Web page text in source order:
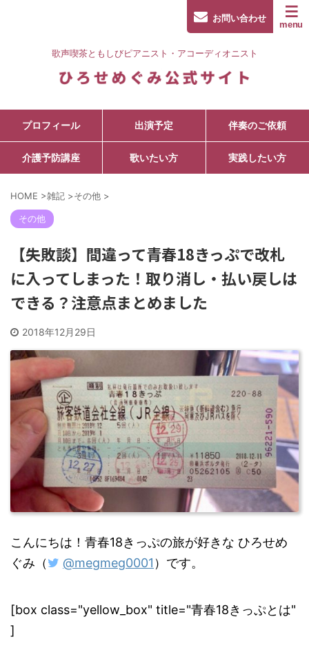
お問い合わせ
歌声喫茶ともしびピアニスト・アコーディオニスト
プロフィール 出演予定 伴奏のご依頼
介護予防講座 歌いたい方 実践したい方
HOME >雑記 >その他 >
その他
【失敗談】間違って青春18きっぷで改札
に入ってしまった！取り消し・払い戻しは
できる？注意点まとめました
2018年12月29日
こんにちは！青春18きっぷの旅が好きな ひろせめ
ぐみ（
@megmeg0001 ）です。
[box class="yellow_box" title="青春18きっぷとは"
]